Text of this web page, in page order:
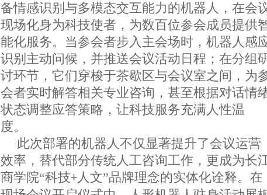
备情感识别与多模态交互能力的机器人，在会
现场化身为科技使者，为数百位参会成员提供
能化服务。当参会者步入主会场时，机器人感
识别 主动问候，并推送会议活动 日程；在分组
讨环节，它们穿梭于茶歇区与会议室之间，为
会者实时解答相关专业咨询，甚至根据对话情
状态调整应答策略，让科技服务充满人性温
度。
此次部署的机器人不仅显著提升了会议运营
效率 ， 替代部分传统人工咨询工作，更成为长
商学院“科技+人文”品牌理念的实体化诠释。在